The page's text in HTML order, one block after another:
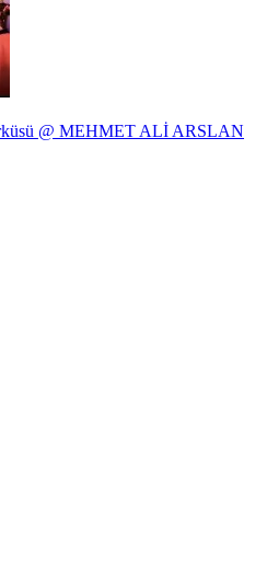
@ MEHMET ALİ ARSLAN